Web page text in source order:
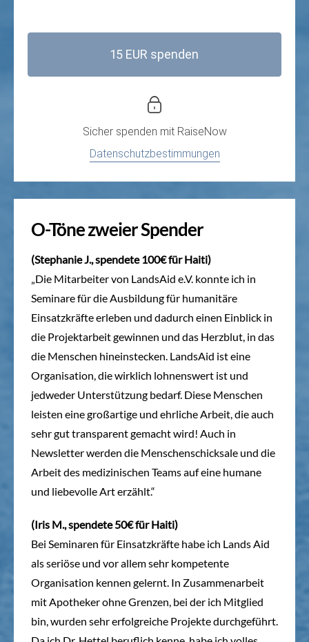
15 EUR spenden
Sicher spenden mit RaiseNow
Datenschutzbestimmungen
O-Töne zweier Spender
(Stephanie J., spendete 100€ für Haiti)
„Die Mitarbeiter von LandsAid e.V. konnte ich in
Seminare für die Ausbildung für humanitäre
Einsatzkräfte erleben und dadurch einen Einblick in
die Projektarbeit gewinnen und das Herzblut, in das
die Menschen hineinstecken. LandsAid ist eine
Organisation, die wirklich lohnenswert ist und
jedweder Unterstützung bedarf. Diese Menschen
leisten eine großartige und ehrliche Arbeit, die auch
sehr gut transparent gemacht wird! Auch in
Newsletter werden die Menschenschicksale und die
Arbeit des medizinischen Teams auf eine humane
und liebevolle Art erzählt.“
(Iris M., spendete 50€ für Haiti)
Bei Seminaren für Einsatzkräfte habe ich Lands Aid
als seriöse und vor allem sehr kompetente
Organisation kennen gelernt. In Zusammenarbeit
mit Apotheker ohne Grenzen, bei der ich Mitglied
bin, wurden sehr erfolgreiche Projekte durchgeführt.